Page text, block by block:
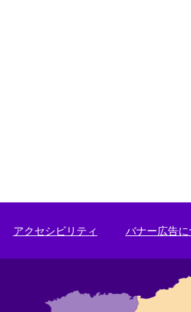
アクセシビリティ バナー広告に